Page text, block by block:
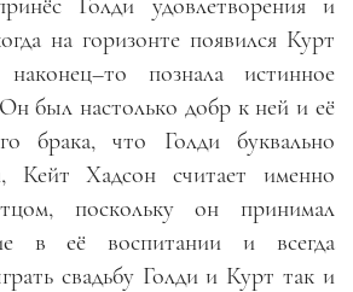
на горизонте появился Курт
наконец–то познала истинное
был настолько добр к ней и её
брака, что Голди буквально
Кейт Хадсон считает именно
поскольку он принимал
в её воспитании и всегда
свадьбу Голди и Курт так и